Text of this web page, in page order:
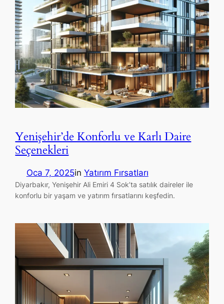
Yenişehir’de Konforlu ve Karlı Daire
Seçenekleri
Oca 7, 2025in Yatırım Fırsatları
Diyarbakır, Yenişehir Ali Emiri 4 Sok’ta satılık daireler ile
konforlu bir yaşam ve yatırım fırsatlarını keşfedin.